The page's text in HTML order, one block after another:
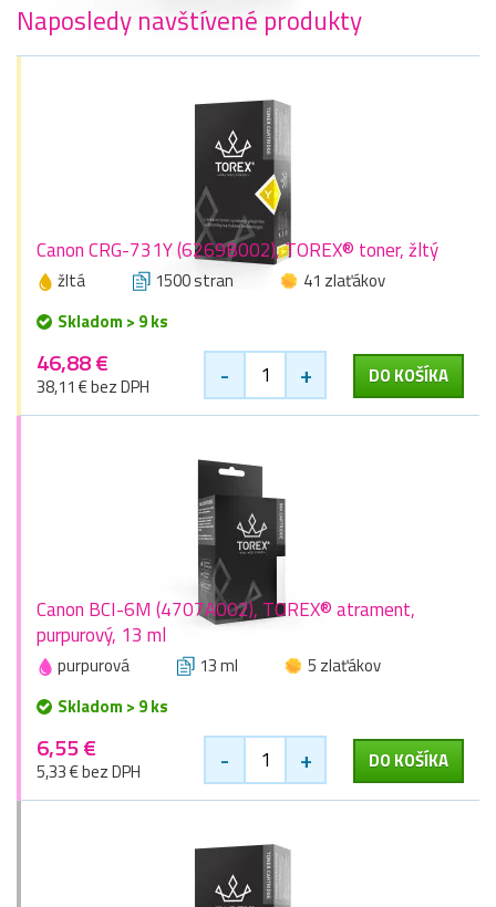
Naposledy navštívené produkty
Canon CRG-731Y (6269B002), TOREX® toner, žltý
žltá 1500 stran
41 zlaťákov
Skladom > 9 ks
46,88 €
38,11 € bez DPH - + DO KOŠÍKA
Canon BCI-6M (4707A002), TOREX® atrament,
purpurový, 13 ml
purpurová 13 ml
5 zlaťákov
Skladom > 9 ks
6,55 €
5,33 € bez DPH - + DO KOŠÍKA